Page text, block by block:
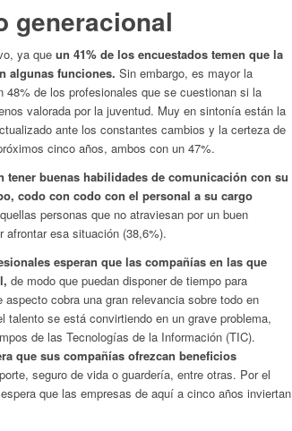
generacional
ya que un 41% de los encuestados temen que la
algunas funciones. Sin embargo, es mayor la
de los profesionales que se cuestionan si la
valorada por la juventud. Muy en sintonía están la
ante los constantes cambios y la certeza de
cinco años, ambos con un 47%.
tener buenas habilidades de comunicación con su
codo con codo con el personal a su cargo
personas que no atraviesan por un buen
afrontar esa situación (38,6%).
esperan que las compañías en las que
de modo que puedan disponer de tiempo para
cobra una gran relevancia sobre todo en
se está convirtiendo en un grave problema,
de las Tecnologías de la Información (TIC).
que sus compañías ofrezcan beneficios
seguro de vida o guardería, entre otras. Por el
que las empresas de aquí a cinco años inviertan